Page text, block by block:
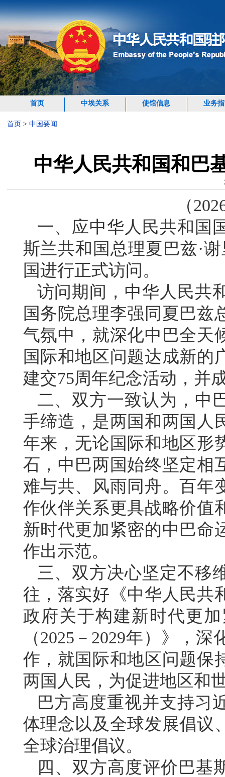
首页 中埃关系 使馆信息 业务
首页 > 中国要闻
中华人民共和国和巴
（
一、应中华人民共和国
斯兰共和国总理夏巴兹·
国进行正式访问。
访问期间，中华人民共
国务院总理李强同夏巴兹
气氛中，就深化中巴全天
国际和地区问题达成新的
建交75周年纪念活动，并
二、双方一致认为，中
手缔造，是两国和两国人
年来，无论国际和地区形
石，中巴两国始终坚定相
难与共、风雨同舟。百年
作伙伴关系更具战略价值
新时代更加紧密的中巴命
作出示范。
三、双方决心坚定不移
往，落实好《中华人民共
政府关于构建新时代更
（2025－2029年）》，
作，就国际和地区问题保
两国人民，为促进地区和
巴方高度重视并支持习
体理念以及全球发展倡议
全球治理倡议。
四、双方高度评价巴基